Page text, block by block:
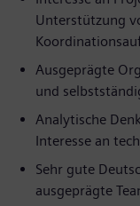
Unterstützung
Ausgeprägte
und
Analytische
Interesse an
Sehr gute
ausgeprägte